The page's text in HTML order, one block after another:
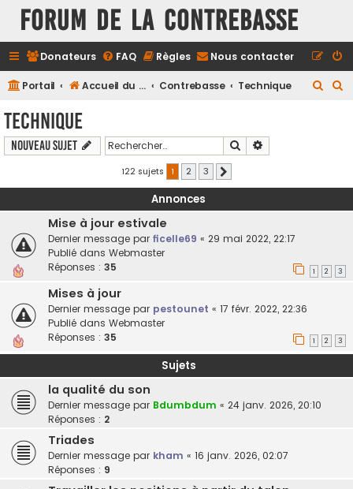
FORUM DE LA CONTREBASSE
Donateurs FAQ Règles Nous contacter
Portail Accueil du forum Contrebasse Technique
r
c
r
r
c
r
Technique
Nouveau sujet Rechercher
122 sujets 1 2 3
Annonces
Mise à jour estivale
Dernier message par ficelle69 « 29 mai 2022, 22:17
Publié dans Webmaster
Réponses : 35 1 2 3
Mises à jour
Dernier message par pestounet « 17 févr. 2022, 22:36
Publié dans Webmaster
Réponses : 35 1 2 3
Sujets
la qualité du son
Dernier message par Bdumbdum « 24 janv. 2026, 20:10
Réponses : 2
Triades
Dernier message par kham « 16 janv. 2026, 02:07
Réponses : 9